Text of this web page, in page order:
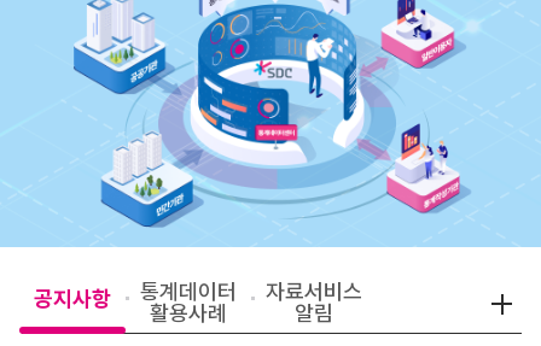
공지사항
통계데이터
활용사례
자료서비스
알림